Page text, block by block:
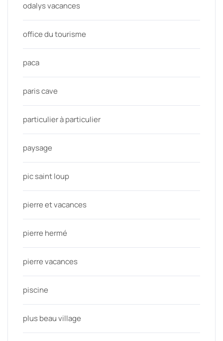
odalys vacances
office du tourisme
paca
paris cave
particulier à particulier
paysage
pic saint loup
pierre et vacances
pierre hermé
pierre vacances
piscine
plus beau village